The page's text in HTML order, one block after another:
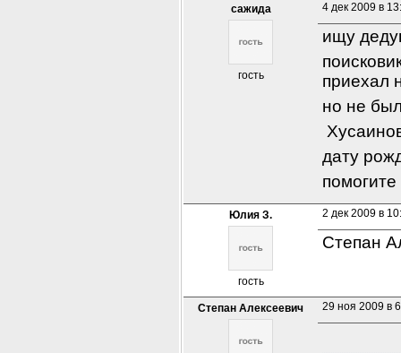
сажида
гость
4 дек 2009 в
ищу
приехал
но не
дату
Юлия З.
гость
2 дек 2009 в
Степан
Степан Алексеевич 29 ноя 2009 в